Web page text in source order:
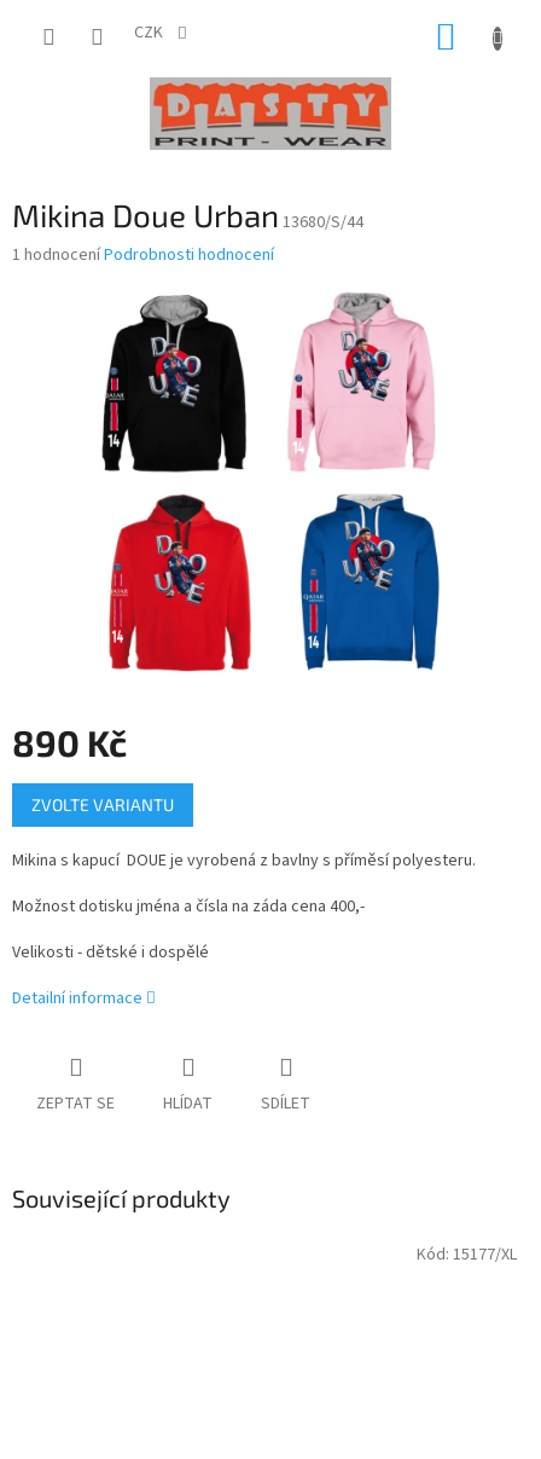
CZK
Mikina Doue Urban 13680/S/44
Průměrné
1 hodnoceníPodrobnosti hodnocení
890 Kč
Měrná
cena:
ZVOLTE VARIANTU
Mikina s kapucí DOUE je vyrobená z bavlny s příměsí polyesteru.
Možnost dotisku jména a čísla na záda cena 400,-
Velikosti - dětské i dospělé
Detailní informace
ZEPTAT SE HLÍDAT SDÍLET
Související produkty
Kód: 15177/XL